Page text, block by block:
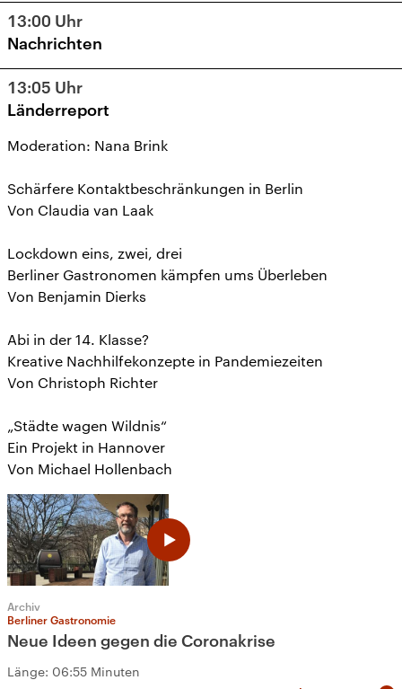
13:00 Uhr
Nachrichten
13:05 Uhr
Länderreport
Moderation: Nana Brink
Schärfere Kontaktbeschränkungen in Berlin
Von Claudia van Laak
Lockdown eins, zwei, drei
Berliner Gastronomen kämpfen ums Überleben
Von Benjamin Dierks
Abi in der 14. Klasse?
Kreative Nachhilfekonzepte in Pandemiezeiten
Von Christoph Richter
„Städte wagen Wildnis“
Ein Projekt in Hannover
Von Michael Hollenbach
Archiv
Berliner Gastronomie
Neue Ideen gegen die Coronakrise
Länge: 06:55 Minuten